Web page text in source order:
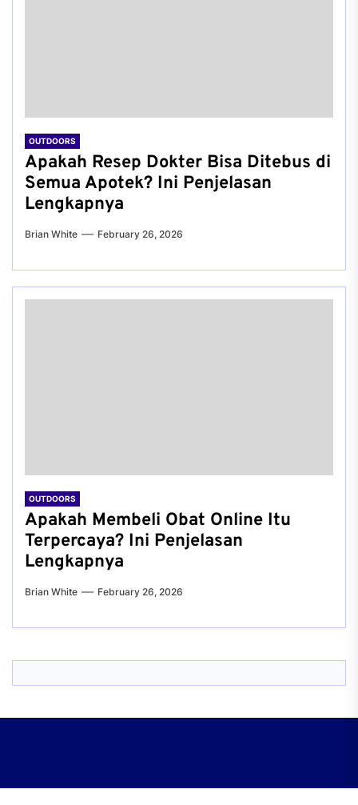
OUTDOORS
Apakah Resep Dokter Bisa Ditebus di
Semua Apotek? Ini Penjelasan
Lengkapnya
Brian White February 26, 2026
OUTDOORS
Apakah Membeli Obat Online Itu
Terpercaya? Ini Penjelasan
Lengkapnya
Brian White February 26, 2026